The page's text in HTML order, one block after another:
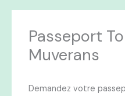
Passeport
Muverans
Demandez votre